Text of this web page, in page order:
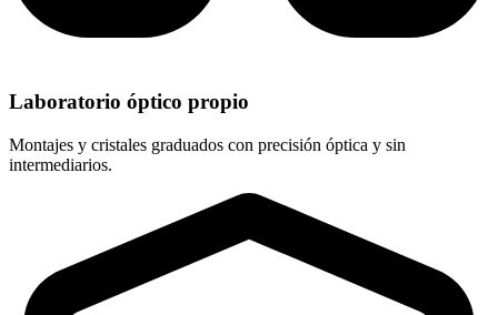
Laboratorio óptico propio
Montajes y cristales graduados con precisión óptica y sin
intermediarios.